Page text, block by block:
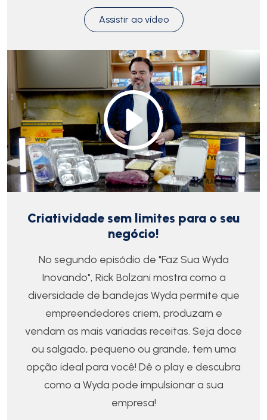
Assistir ao vídeo
Criatividade sem limites para o seu
negócio!
No segundo episódio de "Faz Sua Wyda
Inovando", Rick Bolzani mostra como a
diversidade de bandejas Wyda permite que
empreendedores criem, produzam e
vendam as mais variadas receitas. Seja doce
ou salgado, pequeno ou grande, tem uma
opção ideal para você! Dê o play e descubra
como a Wyda pode impulsionar a sua
empresa!